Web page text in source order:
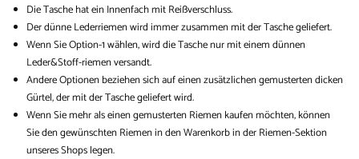
Die Tasche hat ein Innenfach mit Reißverschluss.
Der dünne Lederriemen wird immer zusammen mit der Tasche geliefert.
Wenn Sie Option-1 wählen, wird die Tasche nur mit einem dünnen
Leder&Stoff-riemen versandt.
Andere Optionen beziehen sich auf einen zusätzlichen gemusterten dicken
Gürtel, der mit der Tasche geliefert wird.
Wenn Sie mehr als einen gemusterten Riemen kaufen möchten, können
Sie den gewünschten Riemen in den Warenkorb in der Riemen-Sektion
unseres Shops legen.